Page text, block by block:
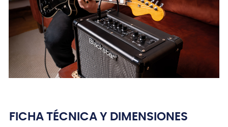
FICHA TÉCNICA Y DIMENSIONES